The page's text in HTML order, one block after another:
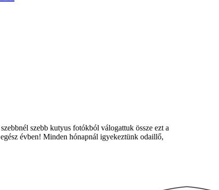
szebb kutyus fotókból válogattuk össze ezt a
évben! Minden hónapnál igyekeztünk odaillő,